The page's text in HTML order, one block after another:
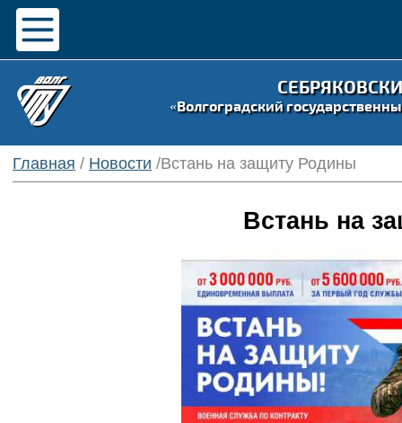
«Волгоградский
Главная / Новости /Встань на защиту Родины
Встань на